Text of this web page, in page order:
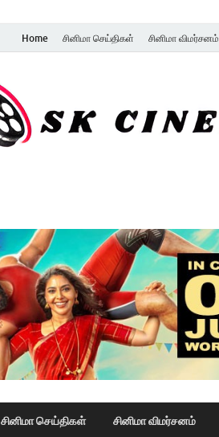
Home சினிமா செய்திகள் சினிமா விமர்சனம்
சினிமா செய்திகள் சினிமா விமர்சனம்